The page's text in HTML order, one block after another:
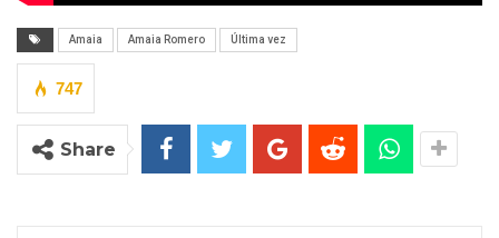
Amaia Amaia Romero Última vez
747
Share